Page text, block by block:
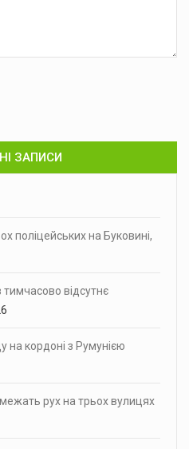
ЗАПИСИ
поліцейських на Буковині,
тимчасово відсутнє
на кордоні з Румунією
рух на трьох вулицях